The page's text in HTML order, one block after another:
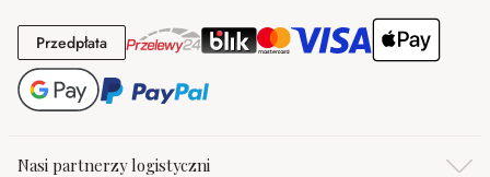
PrzedpłataPrzedpłata
Nasi partnerzy logistyczni